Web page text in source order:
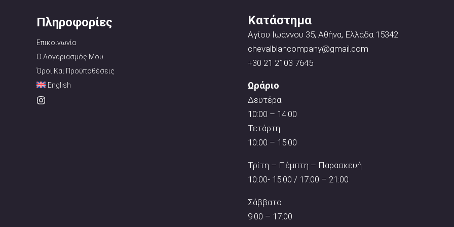
Πληροφορίες
Επικοινωνία
Ο Λογαριασμός Μου
Όροι Και Προϋποθέσεις
English
Κατάστημα
Αγίου Ιωάννου 35, Αθήνα, Ελλάδα 15342
chevalblancompany@gmail.com
+30 21 2103 7645
Ωράριο
Δευτέρα
10:00 – 14:00
Τετάρτη
10:00 – 15:00
Τρίτη – Πέμπτη – Παρασκευή
10:00- 15:00 / 17:00 – 21:00
Σάββατο
9:00 – 17:00